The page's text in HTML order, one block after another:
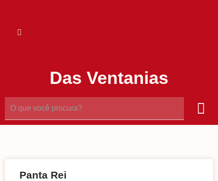
Das Ventanias
Panta Rei